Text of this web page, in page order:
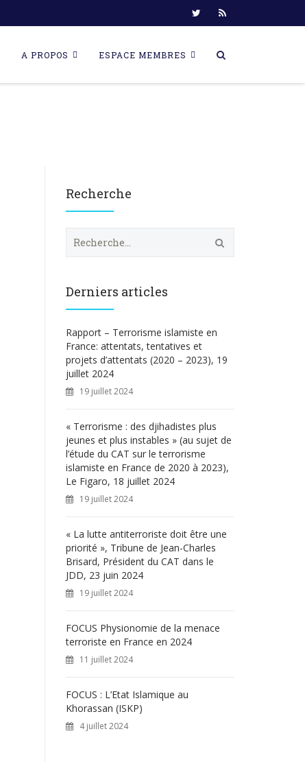
A PROPOS ESPACE MEMBRES
Recherche
e
h
e
r
:
Derniers articles
Rapport – Terrorisme islamiste en
France: attentats, tentatives et
projets d’attentats (2020 – 2023), 19
juillet 2024
19 juillet 2024
« Terrorisme : des djihadistes plus
jeunes et plus instables » (au sujet de
l’étude du CAT sur le terrorisme
islamiste en France de 2020 à 2023),
Le Figaro, 18 juillet 2024
19 juillet 2024
« La lutte antiterroriste doit être une
priorité », Tribune de Jean-Charles
Brisard, Président du CAT dans le
JDD, 23 juin 2024
19 juillet 2024
FOCUS Physionomie de la menace
terroriste en France en 2024
11 juillet 2024
FOCUS : L’Etat Islamique au
Khorassan (ISKP)
4 juillet 2024